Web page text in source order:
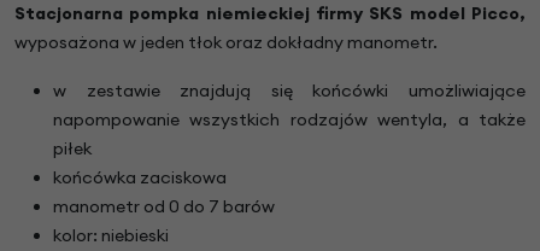
Stacjonarna pompka niemieckiej firmy SKS model Picco,
wyposażona w jeden tłok oraz dokładny manometr.
w zestawie znajdują się końcówki umożliwiające
napompowanie wszystkich rodzajów wentyla, a także
piłek
końcówka zaciskowa
manometr od 0 do 7 barów
kolor: niebieski